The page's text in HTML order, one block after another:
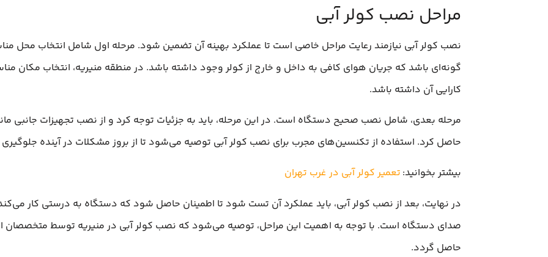
مراحل نصب کولر آبی
نصب کولر آبی نیازمند رعایت مراحل خاصی است تا عملکرد بهینه آن تضمین شود. مرحله اول شامل انتخاب محل
گونه‌ای باشد که جریان هوای کافی به داخل و خارج از کولر وجود داشته باشد. در منطقه منیریه، انتخاب مکان
کارایی آن داشته باشد.
مرحله بعدی، شامل نصب صحیح دستگاه است. در این مرحله، باید به جزئیات توجه کرد و از نصب تجهیزات جانبی
حاصل کرد. استفاده از تکنسین‌های مجرب برای نصب کولر آبی توصیه می‌شود تا از بروز مشکلات در آینده
بیشتر بخوانید: تعمیر کولر آبی در غرب تهران
در نهایت، بعد از نصب کولر آبی، باید عملکرد آن تست شود تا اطمینان حاصل شود که دستگاه به درستی کار
صدای دستگاه است. با توجه به اهمیت این مراحل، توصیه می‌شود که نصب کولر آبی در منیریه توسط متخصصان
حاصل گردد.